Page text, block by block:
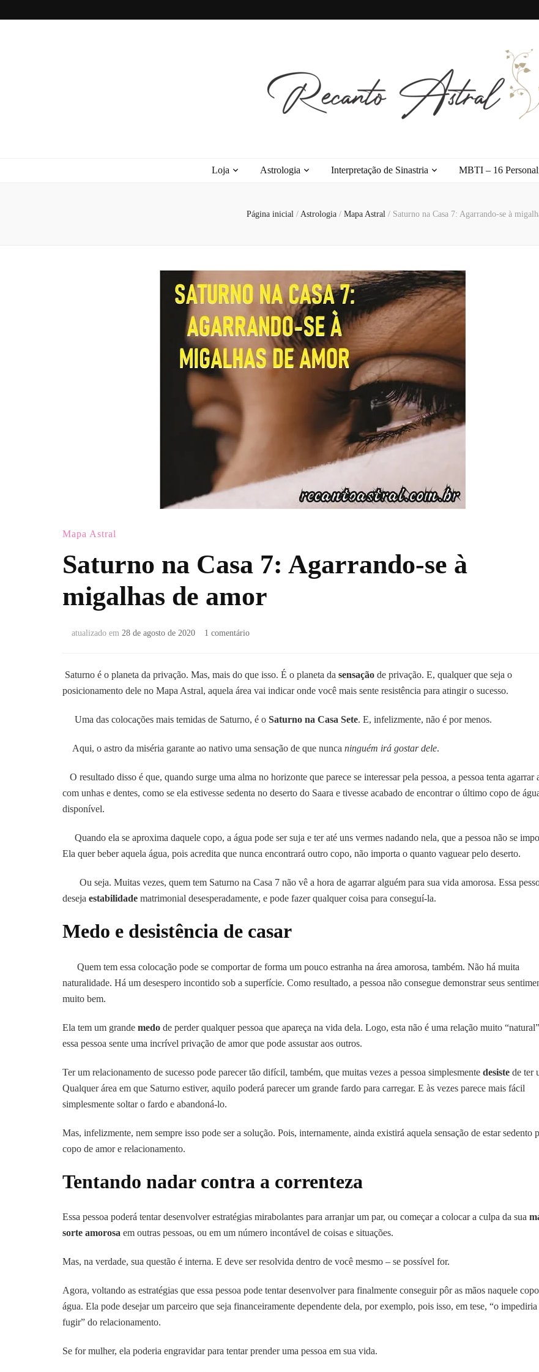
Loja Astrologia Interpretação de Sinastria MBTI – 16
Página inicial / Astrologia / Mapa Astral / Saturno na Casa 7: Agarrando-se à
Mapa Astral
Saturno na Casa 7: Agarrando-se à
migalhas de amor
atualizado em 28 de agosto de 2020 1 comentárioem
Casa
Agarrando-
à
de
Saturno é o planeta da privação. Mas, mais do que isso. É o planeta da sensação de privação. E, qualquer que seja o
posicionamento dele no Mapa Astral, aquela área vai indicar onde você mais sente resistência para atingir o sucesso.
Uma das colocações mais temidas de Saturno, é o Saturno na Casa Sete. E, infelizmente, não é por menos.
Aqui, o astro da miséria garante ao nativo uma sensação de que nunca ninguém irá gostar dele.
O resultado disso é que, quando surge uma alma no horizonte que parece se interessar pela pessoa, a pessoa tenta agarrar
com unhas e dentes, como se ela estivesse sedenta no deserto do Saara e tivesse acabado de encontrar o último copo de
disponível.
Quando ela se aproxima daquele copo, a água pode ser suja e ter até uns vermes nadando nela, que a pessoa não se
Ela quer beber aquela água, pois acredita que nunca encontrará outro copo, não importa o quanto vaguear pelo deserto.
Ou seja. Muitas vezes, quem tem Saturno na Casa 7 não vê a hora de agarrar alguém para sua vida amorosa. Essa
deseja estabilidade matrimonial desesperadamente, e pode fazer qualquer coisa para conseguí-la.
Medo e desistência de casar
Quem tem essa colocação pode se comportar de forma um pouco estranha na área amorosa, também. Não há muita
naturalidade. Há um desespero incontido sob a superfície. Como resultado, a pessoa não consegue demonstrar seus
muito bem.
Ela tem um grande medo de perder qualquer pessoa que apareça na vida dela. Logo, esta não é uma relação muito
essa pessoa sente uma incrível privação de amor que pode assustar aos outros.
Ter um relacionamento de sucesso pode parecer tão difícil, também, que muitas vezes a pessoa simplesmente desiste de ter
Qualquer área em que Saturno estiver, aquilo poderá parecer um grande fardo para carregar. E às vezes parece mais fácil
simplesmente soltar o fardo e abandoná-lo.
Mas, infelizmente, nem sempre isso pode ser a solução. Pois, internamente, ainda existirá aquela sensação de estar sedento
copo de amor e relacionamento.
Tentando nadar contra a correnteza
Essa pessoa poderá tentar desenvolver estratégias mirabolantes para arranjar um par, ou começar a colocar a culpa da sua
sorte amorosa em outras pessoas, ou em um número incontável de coisas e situações.
Mas, na verdade, sua questão é interna. E deve ser resolvida dentro de você mesmo – se possível for.
Agora, voltando as estratégias que essa pessoa pode tentar desenvolver para finalmente conseguir pôr as mãos naquele
água. Ela pode desejar um parceiro que seja financeiramente dependente dela, por exemplo, pois isso, em tese, “o impediria
fugir” do relacionamento.
Se for mulher, ela poderia engravidar para tentar prender uma pessoa em sua vida.